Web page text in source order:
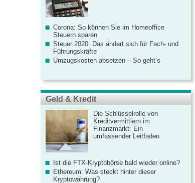
Corona: So können Sie im Homeoffice
Steuern sparen
Steuer 2020: Das ändert sich für Fach- und
Führungskräfte
Umzugskosten absetzen – So geht’s
Geld & Kredit
Die Schlüsselrolle von
Kreditvermittlern im
Finanzmarkt: Ein
umfassender Leitfaden
Ist die FTX-Kryptobörse bald wieder online?
Ethereum: Was steckt hinter dieser
Kryptowährung?